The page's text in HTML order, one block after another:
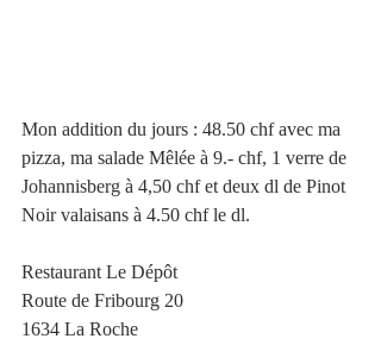
Mon addition du jours : 48.50 chf avec ma
pizza, ma salade Mêlée à 9.- chf, 1 verre de
Johannisberg à 4,50 chf et deux dl de Pinot
Noir valaisans à 4.50 chf le dl.
Restaurant Le Dépôt
Route de Fribourg 20
1634 La Roche